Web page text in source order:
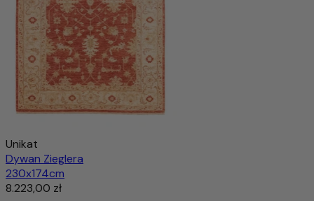
Unikat
Dywan Zieglera
230x174cm
8.223,00 zł